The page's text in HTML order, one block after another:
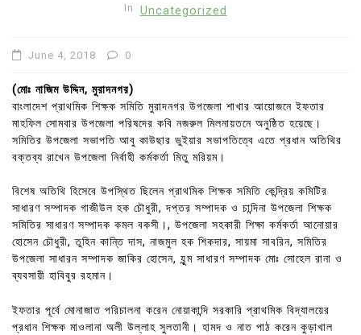
In Uncategorized
June 4, 2018 0
(মোঃ নাজিম উদ্দিন, মুরাদনগর)
বাংলাদেশ প্রাথমিক শিক্ষক সমিতি মুরাদনগর উপজেলা শাখার আয়োজনে ইফতার
মাহফিল সোমবার উপজেলা পরিষদের কবি নজরুল মিলনায়তনে অনুষ্ঠিত হয়েছে।
সমিতির উপজেলা সভাপতি আবু কাউছার ভুইয়ার সভাপতিত্বে এতে প্রধান অতিথির
বক্তব্য রাখেন উপজেলা নির্বাহী কর্মকর্তা মিতু মরিয়ম।
বিশেষ অতিথি হিসেবে উপস্থিত ছিলেন প্রাথমিক শিক্ষক সমিতি কেন্দ্রিয় কমিটির
সাধারণ সম্পাদক গাজীউল হক চৌধুরী, দপ্তর সম্পাদক ও চান্দিনা উপজেলা শিক্ষক
সমিতির সাধারণ সম্পাদক কমল বকসী।, উপজেলা সহকারী শিক্ষা কর্মকর্তা আনোয়ার
হোসেন চৌধুরী, তুহিন কান্তি দাস, নাজমুল হক শিকদার, সায়মা সাবরিন, সমিতির
উপজেলা সাধারন সম্পাদক জাকির হোসেন, যুন্ম সাধারণ সম্পাদক মোঃ সোহেল রানা ও
ব্যবসায়ী হাবিবুর রহমান।
ইফতার পূর্বে মোনাজাত পরিচালনা করেন নোয়াকান্দি সরকারি প্রাথমিক বিদ্যালয়ের
প্রধান শিক্ষক মাওলানা অলী উল্লাহ সুলতানী। হামদ ও নাত পাঠ করেন কুড়াখাল